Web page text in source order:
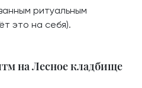
ритуальным
это на себя).
на Лесное кладбище